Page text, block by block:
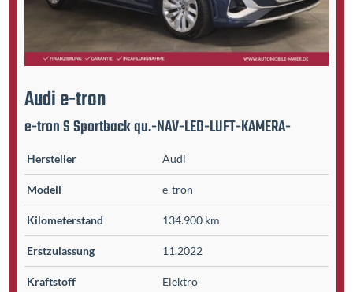
Audie-tron
e-tron S Sportback qu.-NAV-LED-LUFT-KAMERA-
Hersteller Audi
Modell e-tron
Kilometer­stand 134.900 km
Erst­zulassung 11.2022
Kraftstoff Elektro